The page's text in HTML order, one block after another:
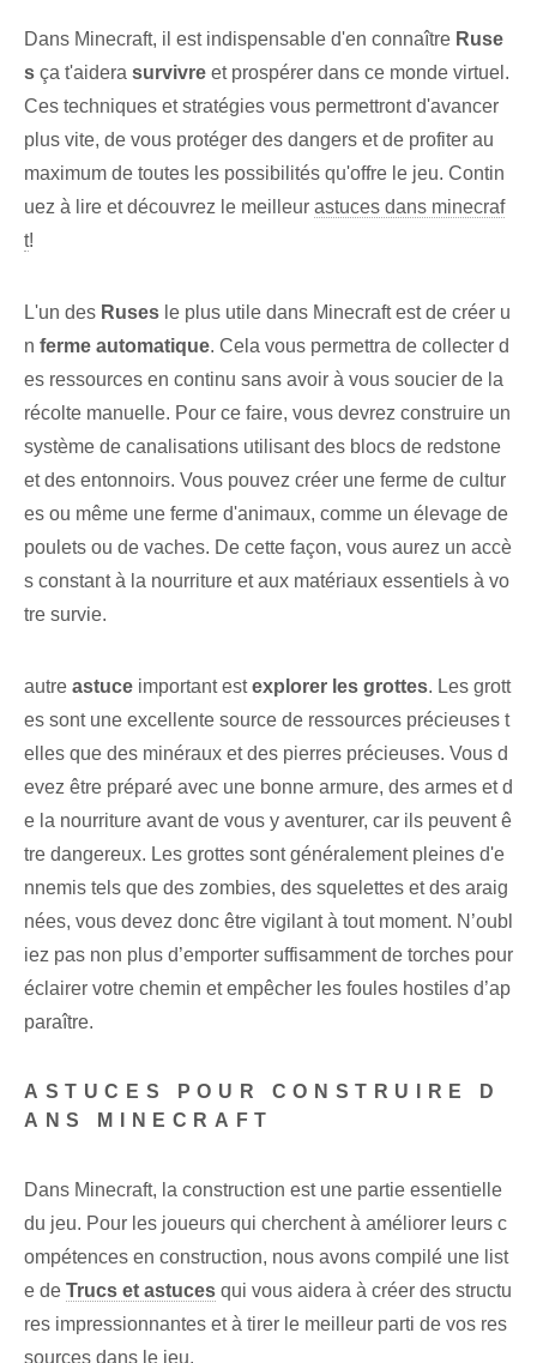
Dans Minecraft, il est indispensable d'en connaître Ruse
s ça t'aidera survivre et prospérer dans ce monde virtuel.
Ces ‌techniques et⁤ stratégies vous permettront d'avancer
plus vite, de vous protéger des dangers et de profiter au
maximum de toutes les possibilités qu'offre le jeu⁢. Contin
uez à lire et découvrez le meilleur astuces dans minecraf
t!
L'un⁢ des Ruses le plus utile dans Minecraft est de créer u
n ferme automatique. Cela vous permettra de collecter d
es ressources en continu sans avoir à vous soucier de la
récolte manuelle. Pour ce faire, vous devrez construire un
système de canalisations utilisant des blocs de redstone
et des entonnoirs. Vous pouvez créer une ferme de cultur
es ou même une ferme d'animaux, comme un élevage de
poulets ou de vaches. De cette façon, vous aurez un accè
s constant à la nourriture et aux matériaux essentiels à vo
tre survie.
autre astuce important estexplorer les grottes. Les grott
es sont une excellente source de ressources précieuses t
elles que des minéraux et des pierres précieuses. Vous d
evez être préparé avec une bonne armure, des armes et d
e la nourriture avant de vous y aventurer, car ils peuvent ê
tre dangereux. Les grottes sont généralement pleines d'e
nnemis tels que des zombies, des squelettes et des araig
nées, vous devez donc être vigilant à tout moment. N’oubl
iez pas non plus d’emporter suffisamment de torches pour
éclairer votre chemin et empêcher les foules hostiles d’ap
paraître.
ASTUCES POUR CONSTRUIRE D
ANS MINECRAFT
Dans Minecraft, la construction est une partie essentielle
du jeu. Pour les joueurs qui cherchent à améliorer leurs c
ompétences en construction, nous avons compilé une list
e de Trucs et astuces qui vous aidera à créer des structu
res impressionnantes et à tirer le meilleur parti de vos res
sources dans le jeu.